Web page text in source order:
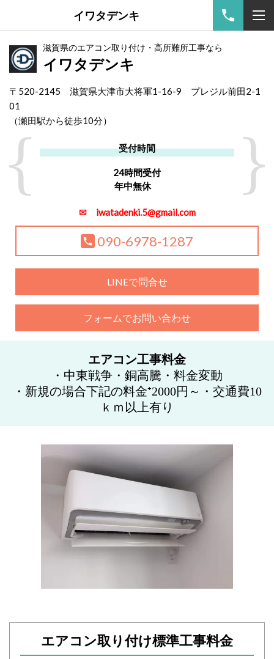
イワタデンキ
滋賀県のエアコン取り付け・高所難所工事なら
イワタデンキ
〒520-2145 滋賀県大津市大将軍1-16-9 プレジル前田2-1
01
（瀬田駅から徒歩10分）
受付時間
24時間受付
年中無休
✉ iwatadenki.5@gmail.com
090-6978-1287
LINEで問合せ
フォームでお問い合わせ
エアコン工事料金
・中東戦争・銅高騰・料金変動
・新規の場合下記の料金⁺2000円～・交通費10
ｋｍ以上有り
エアコン取り付け標準工事料金